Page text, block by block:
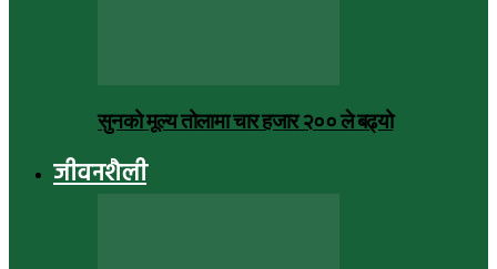
सुनको मूल्य तोलामा चार हजार २०० ले बढ्यो
जीवनशैली